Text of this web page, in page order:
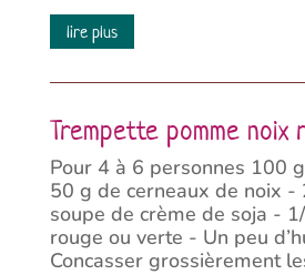
lire plus
Trempette pomme noix
Pour 4 à 6 personnes 100
50 g de cerneaux de noix -
soupe de crème de soja -
rouge ou verte - Un peu
Concasser grossièrement